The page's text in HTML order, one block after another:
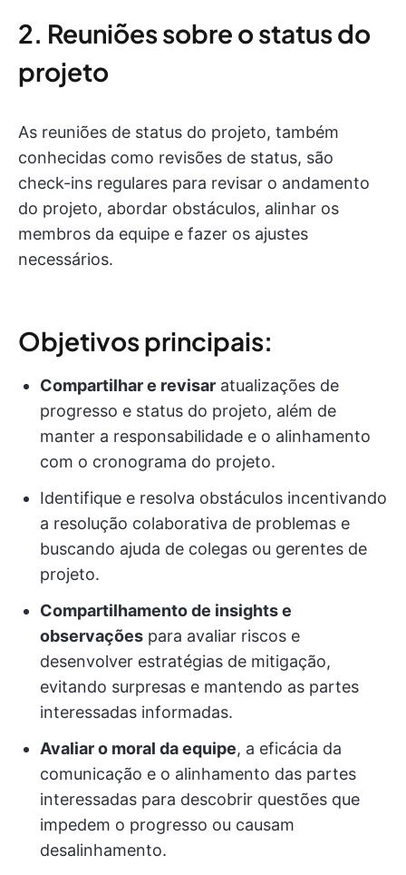
2. Reuniões sobre o status do
projeto
As reuniões de status do projeto, também
conhecidas como revisões de status, são
check-ins regulares para revisar o andamento
do projeto, abordar obstáculos, alinhar os
membros da equipe e fazer os ajustes
necessários.
Objetivos principais:
Compartilhar e revisar atualizações de
progresso e status do projeto, além de
manter a responsabilidade e o alinhamento
com o cronograma do projeto.
Identifique e resolva obstáculos incentivando
a resolução colaborativa de problemas e
buscando ajuda de colegas ou gerentes de
projeto.
Compartilhamento de insights e
observações para avaliar riscos e
desenvolver estratégias de mitigação,
evitando surpresas e mantendo as partes
interessadas informadas.
Avaliar o moral da equipe, a eficácia da
comunicação e o alinhamento das partes
interessadas para descobrir questões que
impedem o progresso ou causam
desalinhamento.